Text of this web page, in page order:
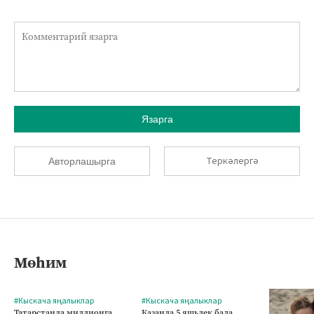
Язарга
Авторлашырга Теркәлергә
Мөһим
#Кыскача яңалыклар #Кыскача яңалыклар